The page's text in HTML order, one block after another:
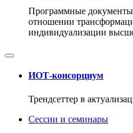
Программные
отношении
индивидуализации
ИОТ-консорциум
Трендсеттер в
Сессии и семинары